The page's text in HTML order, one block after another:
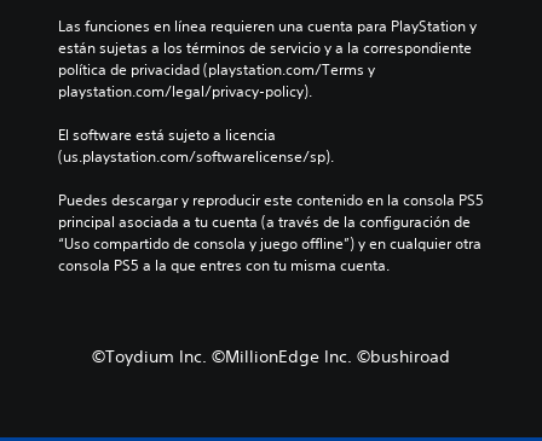
Las funciones en línea requieren una cuenta para PlayStation y
están sujetas a los términos de servicio y a la correspondiente
política de privacidad (playstation.com/Terms y
playstation.com/legal/privacy-policy).
El software está sujeto a licencia
(us.playstation.com/softwarelicense/sp).
Puedes descargar y reproducir este contenido en la consola PS5
principal asociada a tu cuenta (a través de la configuración de
“Uso compartido de consola y juego offline”) y en cualquier otra
consola PS5 a la que entres con tu misma cuenta.
©Toydium Inc. ©MillionEdge Inc. ©bushiroad